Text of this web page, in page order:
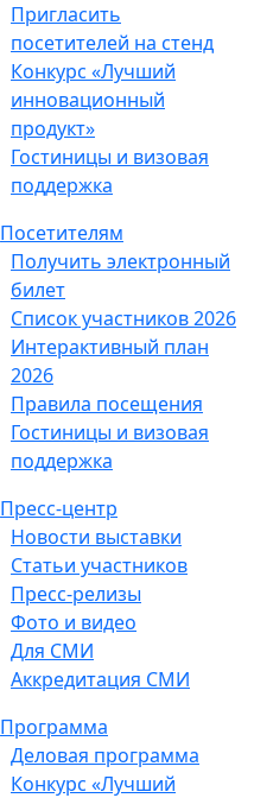
Пригласить
посетителей на стенд
Конкурс «Лучший
инновационный
продукт»
Гостиницы и визовая
поддержка
Посетителям
Получить электронный
билет
Список участников 2026
Интерактивный план
2026
Правила посещения
Гостиницы и визовая
поддержка
Пресс-центр
Новости выставки
Статьи участников
Пресс-релизы
Фото и видео
Для СМИ
Аккредитация СМИ
Программа
Деловая программа
Конкурс «Лучший